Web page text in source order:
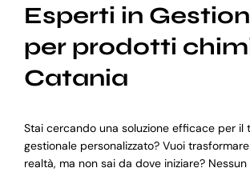
Esperti in
per prodotti
Catania
Stai cercando una soluzione efficace per il
gestionale personalizzato? Vuoi
realtà, ma non sai da dove iniziare?